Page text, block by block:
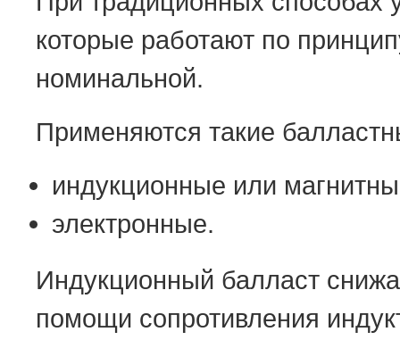
которые работают по
номинальной.
Применяются такие
индукционные или
электронные.
Индукционный балласт
помощи сопротивления